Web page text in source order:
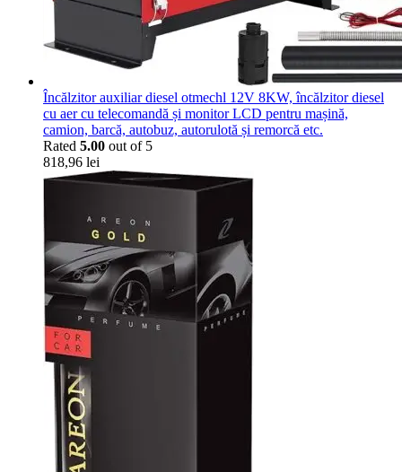
Încălzitor auxiliar diesel otmechl 12V 8KW, încălzitor diesel
cu aer cu telecomandă și monitor LCD pentru mașină,
camion, barcă, autobuz, autorulotă și remorcă etc.
Rated 5.00 out of 5
818,96 lei